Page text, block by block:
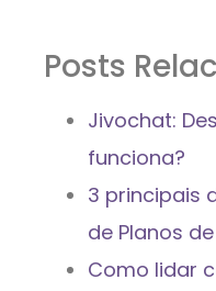
Posts
Jivochat:
funciona?
3 principais
de Planos
Como lidar